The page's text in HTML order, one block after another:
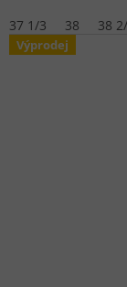
37 1/3
38 38
Výprodej